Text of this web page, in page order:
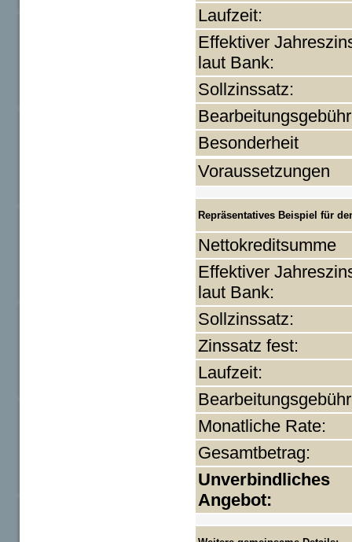
Laufzeit:
Effektiver
laut Bank:
Sollzinssatz:
Besonderheit
Voraussetzungen
Repräsentatives Beispiel für
Nettokreditsumme
Effektiver
laut Bank:
Sollzinssatz:
Zinssatz fest:
Laufzeit:
Monatliche Rate:
Gesamtbetrag:
Unverbindliches
Angebot: